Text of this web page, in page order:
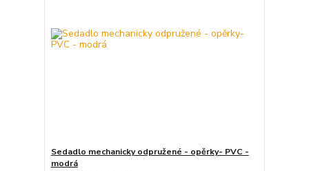
Sedadlo mechanicky odpružené - opěrky- PVC -
modrá